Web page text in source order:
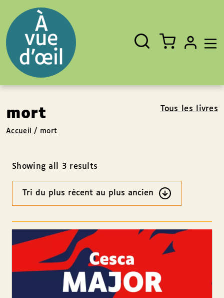
Fermer
Rechercher
un
livre,
un
auteur,
un
EAN
mort Tous les livres
Accueil / mort
Showing all 3 results
Ordre